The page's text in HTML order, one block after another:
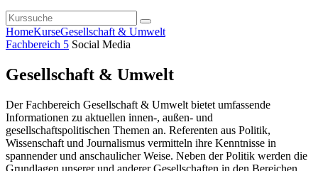
HomeKurseGesellschaft & Umwelt
Fachbereich 5 Social Media
Gesellschaft & Umwelt
Der Fachbereich Gesellschaft & Umwelt bietet umfassende
Informationen zu aktuellen innen-, außen- und
gesellschaftspolitischen Themen an. Referenten aus Politik,
Wissenschaft und Journalismus vermitteln ihre Kenntnisse in
spannender und anschaulicher Weise. Neben der Politik werden die